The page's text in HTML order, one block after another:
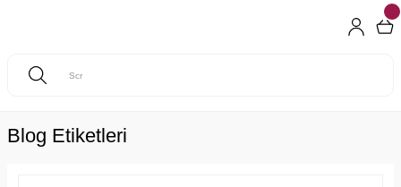
Blog Etiketleri